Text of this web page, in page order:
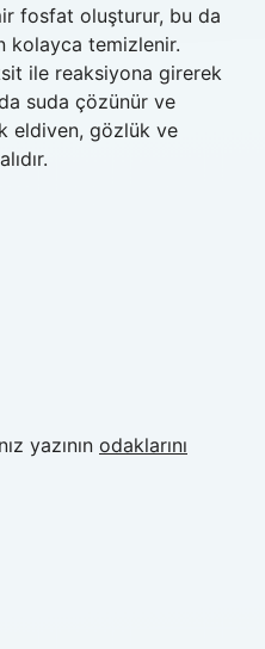
fosfat oluşturur, bu da
kolayca temizlenir.
ile reaksiyona girerek
suda çözünür ve
eldiven, gözlük ve
yazının odaklarını